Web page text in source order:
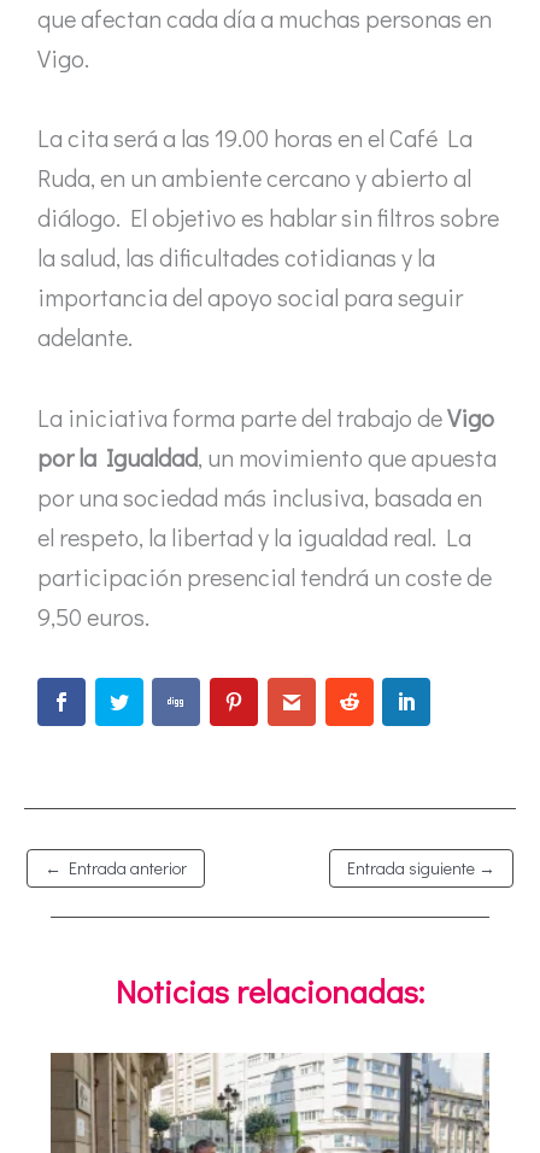
que afectan cada día a muchas personas en
Vigo.
La cita será a las 19.00 horas en el Café La
Ruda, en un ambiente cercano y abierto al
diálogo. El objetivo es hablar sin filtros sobre
la salud, las dificultades cotidianas y la
importancia del apoyo social para seguir
adelante.
La iniciativa forma parte del trabajo deVigo
por la Igualdad, un movimiento que apuesta
por una sociedad más inclusiva, basada en
el respeto, la libertad y la igualdad real. La
participación presencial tendrá un coste de
9,50 euros.
← Entrada anterior Entrada siguiente →
Noticias relacionadas: